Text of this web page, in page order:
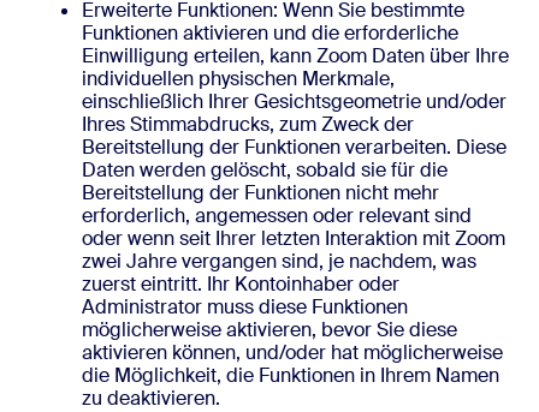
Erweiterte Funktionen: Wenn Sie bestimmte
Funktionen aktivieren und die erforderliche
Einwilligung erteilen, kann Zoom Daten über Ihre
individuellen physischen Merkmale,
einschließlich Ihrer Gesichtsgeometrie und/oder
Ihres Stimmabdrucks, zum Zweck der
Bereitstellung der Funktionen verarbeiten. Diese
Daten werden gelöscht, sobald sie für die
Bereitstellung der Funktionen nicht mehr
erforderlich, angemessen oder relevant sind
oder wenn seit Ihrer letzten Interaktion mit Zoom
zwei Jahre vergangen sind, je nachdem, was
zuerst eintritt. Ihr Kontoinhaber oder
Administrator muss diese Funktionen
möglicherweise aktivieren, bevor Sie diese
aktivieren können, und/oder hat möglicherweise
die Möglichkeit, die Funktionen in Ihrem Namen
zu deaktivieren.